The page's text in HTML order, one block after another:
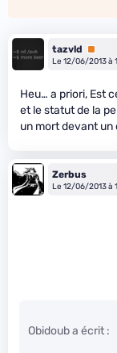
tazvld
Premium
Le 12/06/2013 à
Heu… a priori, Est
et le statut de la
un mort devant un
Zerbus
Le 12/06/2013 à
Obidoub a écrit :